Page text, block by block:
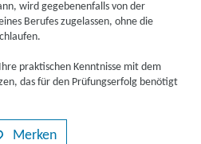
wird gegebenenfalls von der
Berufes zugelassen, ohne die
praktischen Kenntnisse mit dem
das für den Prüfungserfolg benötigt
Merken